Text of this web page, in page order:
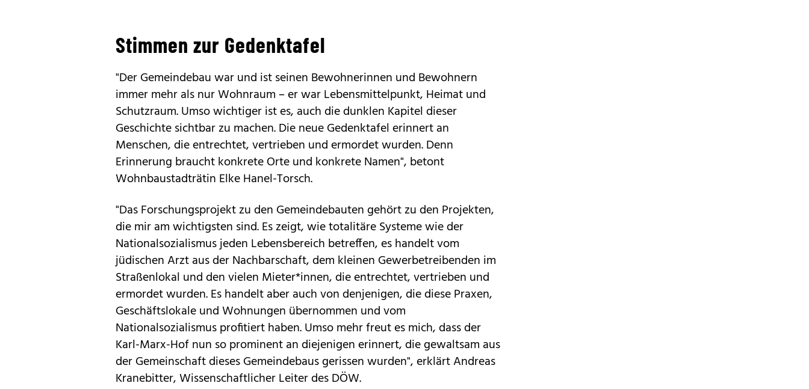
Stimmen zur Gedenktafel
"Der Gemeindebau war und ist seinen Bewohnerinnen und Bewohnern
immer mehr als nur Wohnraum – er war Lebensmittelpunkt, Heimat und
Schutzraum. Umso wichtiger ist es, auch die dunklen Kapitel dieser
Geschichte sichtbar zu machen. Die neue Gedenktafel erinnert an
Menschen, die entrechtet, vertrieben und ermordet wurden. Denn
Erinnerung braucht konkrete Orte und konkrete Namen", betont
Wohnbaustadträtin Elke Hanel-Torsch.
"Das Forschungsprojekt zu den Gemeindebauten gehört zu den Projekten,
die mir am wichtigsten sind. Es zeigt, wie totalitäre Systeme wie der
Nationalsozialismus jeden Lebensbereich betreffen, es handelt vom
jüdischen Arzt aus der Nachbarschaft, dem kleinen Gewerbetreibenden im
Straßenlokal und den vielen Mieter*innen, die entrechtet, vertrieben und
ermordet wurden. Es handelt aber auch von denjenigen, die diese Praxen,
Geschäftslokale und Wohnungen übernommen und vom
Nationalsozialismus profitiert haben. Umso mehr freut es mich, dass der
Karl-Marx-Hof nun so prominent an diejenigen erinnert, die gewaltsam aus
der Gemeinschaft dieses Gemeindebaus gerissen wurden", erklärt Andreas
Kranebitter, Wissenschaftlicher Leiter des DÖW.